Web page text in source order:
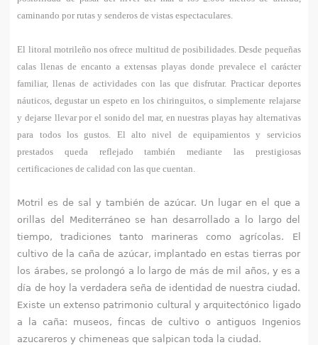
qcaminando por rutas y senderos de vistas espectaculares.
El litoral motrileño nos ofrece multitud de posibilidades. Desde pequeñas
calas llenas de encanto a extensas playas donde prevalece el carácter
familiar, llenas de actividades con las que disfrutar. Practicar deportes
náuticos, degustar un espeto en los chiringuitos, o simplemente relajarse
y dejarse llevar por el sonido del mar, en nuestras playas hay alternativas
para todos los gustos. El alto nivel de equipamientos y servicios
prestados queda reflejado también mediante las prestigiosas
certificaciones de calidad con las que cuentan.
Motril es de sal y también de azúcar. Un lugar en el que a
orillas del Mediterráneo se han desarrollado a lo largo del
tiempo, tradiciones tanto marineras como agrícolas. El
cultivo de la caña de azúcar, implantado en estas tierras por
los árabes, se prolongó a lo largo de más de mil años, y es a
día de hoy la verdadera seña de identidad de nuestra ciudad.
Existe un extenso patrimonio cultural y arquitectónico ligado
a la caña: museos, fincas de cultivo o antiguos Ingenios
azucareros y chimeneas que salpican toda la ciudad.